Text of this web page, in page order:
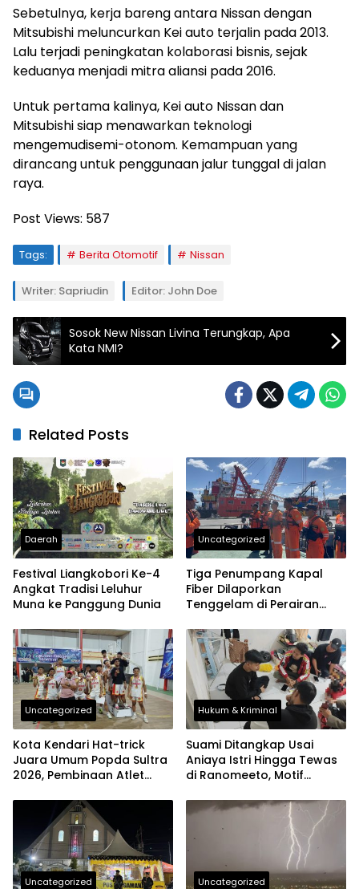
Sebetulnya, kerja bareng antara Nissan dengan
Mitsubishi meluncurkan Kei auto terjalin pada 2013.
Lalu terjadi peningkatan kolaborasi bisnis, sejak
keduanya menjadi mitra aliansi pada 2016.
Untuk pertama kalinya, Kei auto Nissan dan
Mitsubishi siap menawarkan teknologi
mengemudisemi-otonom. Kemampuan yang
dirancang untuk penggunaan jalur tunggal di jalan
raya.
Post Views: 587
Tags: Berita Otomotif Nissan
Writer: Sapriudin Editor: John Doe
Sosok New Nissan Livina Terungkap, Apa
Kata NMI?
Related Posts
Daerah
Festival Liangkobori Ke-4
Angkat Tradisi Leluhur
Muna ke Panggung Dunia
Uncategorized
Tiga Penumpang Kapal
Fiber Dilaporkan
Tenggelam di Perairan
Dikerahkan
Uncategorized
Kota Kendari Hat-trick
Juara Umum Popda Sultra
2026, Pembinaan Atlet
Hukum & Kriminal
Suami Ditangkap Usai
Aniaya Istri Hingga Tewas
di Ranomeeto, Motif
Uncategorized Uncategorized